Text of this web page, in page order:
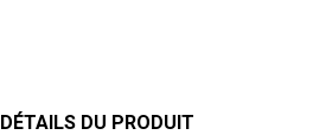
DÉTAILS DU PRODUIT